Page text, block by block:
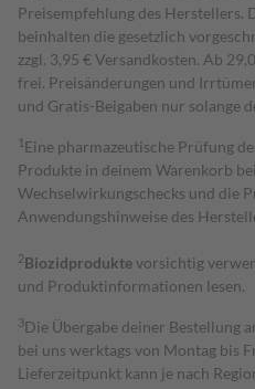
Preisempfehlung des Herstellers.
beinhalten die gesetzlich
zzgl. 3,95 € Versandkosten. Ab
frei. Preisänderungen und
und Gratis-Beigaben nur solange
1 Eine pharmazeutische Prüfung
Produkte in deinem Warenkorb
Wechselwirkungschecks und die
Anwendungshinweise des
2Biozidproduktevorsichtig
und Produktinformationen lesen.
3Die Übergabe deiner Bestellung
bei uns werktags von Montag bis
Lieferzeitpunkt kann je nach